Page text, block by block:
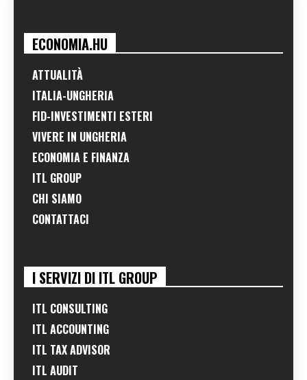
ECONOMIA.HU
ATTUALITÀ
ITALIA-UNGHERIA
FID-INVESTIMENTI ESTERI
VIVERE IN UNGHERIA
ECONOMIA E FINANZA
ITL GROUP
CHI SIAMO
CONTATTACI
I SERVIZI DI ITL GROUP
ITL CONSULTING
ITL ACCOUNTING
ITL TAX ADVISOR
ITL AUDIT